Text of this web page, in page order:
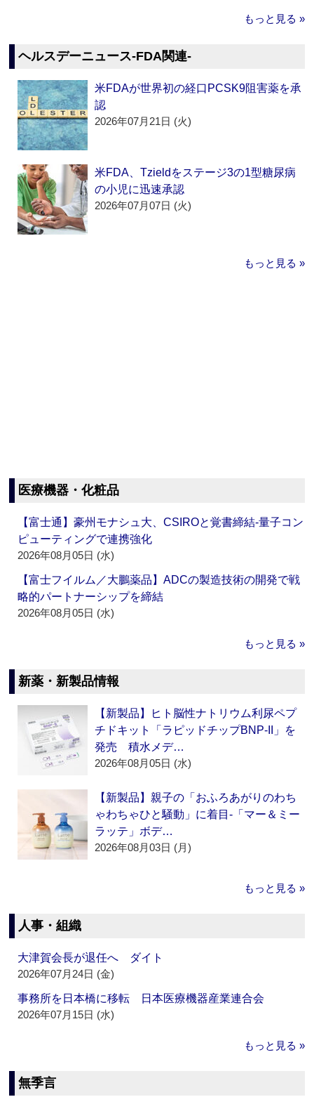
もっと見る »
ヘルスデーニュース‐FDA関連‐
米FDAが世界初の経口PCSK9阻害薬を承
認
2026年07月21日 (火)
米FDA、Tzieldをステージ3の1型糖尿病
の小児に迅速承認
2026年07月07日 (火)
もっと見る »
医療機器・化粧品
【富士通】豪州モナシュ大、CSIROと覚書締結‐量子コン
ピューティングで連携強化
2026年08月05日 (水)
【富士フイルム／大鵬薬品】ADCの製造技術の開発で戦
略的パートナーシップを締結
2026年08月05日 (水)
もっと見る »
新薬・新製品情報
【新製品】ヒト脳性ナトリウム利尿ペプ
チドキット「ラピッドチップBNP-II」を
発売 積水メデ…
2026年08月05日 (水)
【新製品】親子の「おふろあがりのわち
ゃわちゃひと騒動」に着目‐「マー＆ミー
ラッテ」ボデ…
2026年08月03日 (月)
もっと見る »
人事・組織
大津賀会長が退任へ ダイト
2026年07月24日 (金)
事務所を日本橋に移転 日本医療機器産業連合会
2026年07月15日 (水)
もっと見る »
無季言